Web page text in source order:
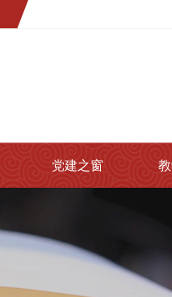
党建之窗